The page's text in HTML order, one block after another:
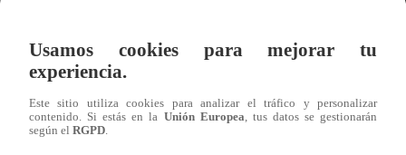
Narco ‘Pipo’ acusa a presidente de
Ecuador de ordenar el asesinato de
Fernando Villavicencio
Usamos cookies para mejorar tu
experiencia.
Este sitio utiliza cookies para analizar el tráfico y personalizar
contenido. Si estás en la Unión Europea, tus datos se gestionarán
según el RGPD.